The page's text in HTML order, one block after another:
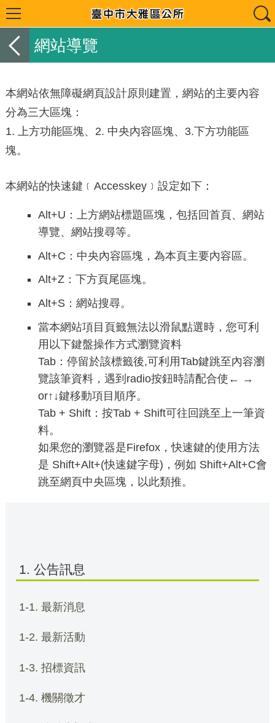
網站導覽
本網站依無障礙網頁設計原則建置，網站的主要內容
分為三大區塊：
1. 上方功能區塊、2. 中央內容區塊、3.下方功能區
塊。
本網站的快速鍵﹝Accesskey﹞設定如下：
Alt+U：上方網站標題區塊，包括回首頁、網站
導覽、網站搜尋等。
Alt+C：中央內容區塊，為本頁主要內容區。
Alt+Z：下方頁尾區塊。
Alt+S：網站搜尋。
當本網站項目頁籤無法以滑鼠點選時，您可利
用以下鍵盤操作方式瀏覽資料
Tab：停留於該標籤後,可利用Tab鍵跳至內容瀏
覽該筆資料，遇到radio按鈕時請配合使← →
or↑↓鍵移動項目順序。
Tab + Shift：按Tab + Shift可往回跳至上一筆資
料。
如果您的瀏覽器是Firefox，快速鍵的使用方法
是 Shift+Alt+(快速鍵字母)，例如 Shift+Alt+C會
跳至網頁中央區塊，以此類推。
1. 公告訊息
1-1. 最新消息
1-2. 最新活動
1-3. 招標資訊
1-4. 機關徵才